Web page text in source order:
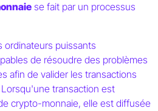
se fait par un processus
ordinateurs puissants
de résoudre des problèmes
afin de valider les transactions
transaction est
crypto-monnaie, elle est diffusée